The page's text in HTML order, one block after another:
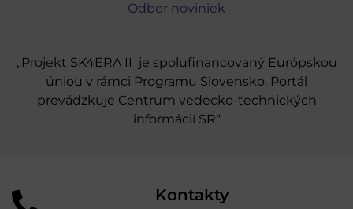
Odber noviniek
„Projekt SK4ERA II je spolufinancovaný Európskou
úniou v rámci Programu Slovensko. Portál
prevádzkuje Centrum vedecko-technických
informácií SR“
Kontakty